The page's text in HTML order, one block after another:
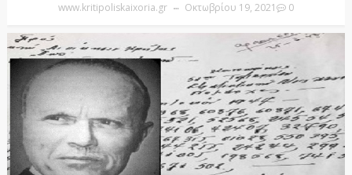
www.kritipoliskaixoria.gr Οκτωβρίου 19, 2021 0